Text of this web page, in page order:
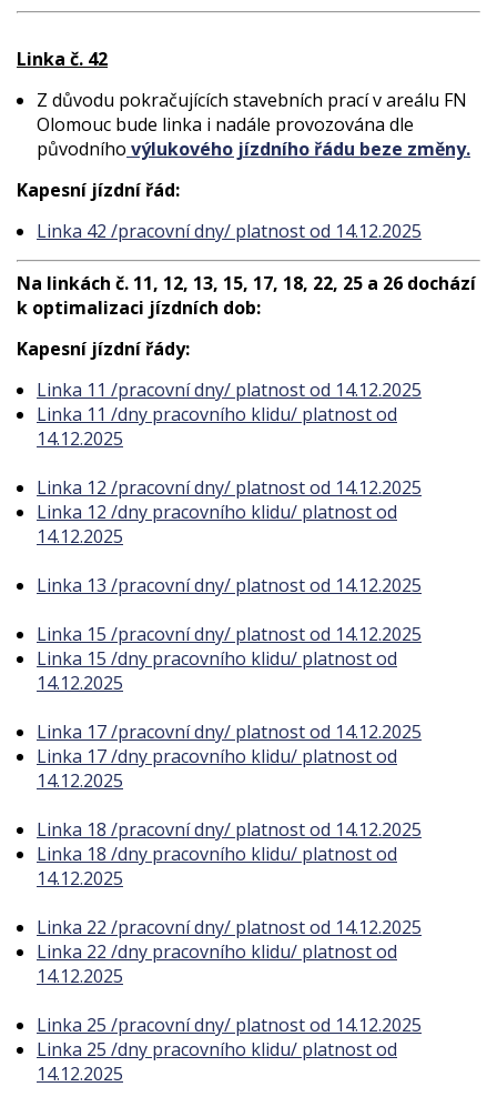
Linka č. 42
Z důvodu pokračujících stavebních prací v areálu FN
Olomouc bude linka i nadále provozována dle
původního výlukového jízdního řádu beze změny.
Kapesní jízdní řád:
Linka 42 /pracovní dny/ platnost od 14.12.2025
Na linkách č. 11, 12, 13, 15, 17, 18, 22, 25 a 26 dochází
k optimalizaci jízdních dob:
Kapesní jízdní řády:
Linka 11 /pracovní dny/ platnost od 14.12.2025
Linka 11 /dny pracovního klidu/ platnost od
14.12.2025
Linka 12 /pracovní dny/ platnost od 14.12.2025
Linka 12 /dny pracovního klidu/ platnost od
14.12.2025
Linka 13 /pracovní dny/ platnost od 14.12.2025
Linka 15 /pracovní dny/ platnost od 14.12.2025
Linka 15 /dny pracovního klidu/ platnost od
14.12.2025
Linka 17 /pracovní dny/ platnost od 14.12.2025
Linka 17 /dny pracovního klidu/ platnost od
14.12.2025
Linka 18 /pracovní dny/ platnost od 14.12.2025
Linka 18 /dny pracovního klidu/ platnost od
14.12.2025
Linka 22 /pracovní dny/ platnost od 14.12.2025
Linka 22 /dny pracovního klidu/ platnost od
14.12.2025
Linka 25 /pracovní dny/ platnost od 14.12.2025
Linka 25 /dny pracovního klidu/ platnost od
14.12.2025